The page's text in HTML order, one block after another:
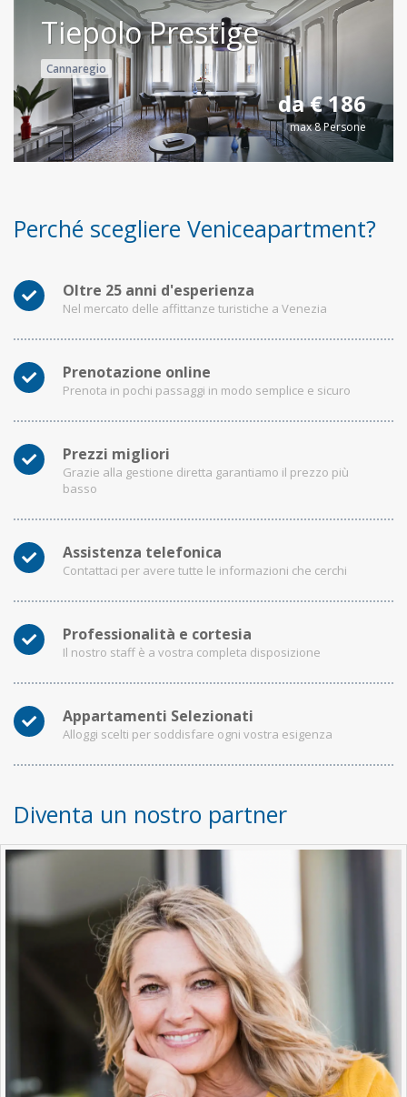
Tiepolo Prestige
Cannaregio
da € 186
max 8 Persone
Perché scegliere Veniceapartment?
Oltre 25 anni d'esperienza
Nel mercato delle affittanze turistiche a Venezia
Prenotazione online
Prenota in pochi passaggi in modo semplice e sicuro
Prezzi migliori
Grazie alla gestione diretta garantiamo il prezzo più
basso
Assistenza telefonica
Contattaci per avere tutte le informazioni che cerchi
Professionalità e cortesia
Il nostro staff è a vostra completa disposizione
Appartamenti Selezionati
Alloggi scelti per soddisfare ogni vostra esigenza
Diventa un nostro partner